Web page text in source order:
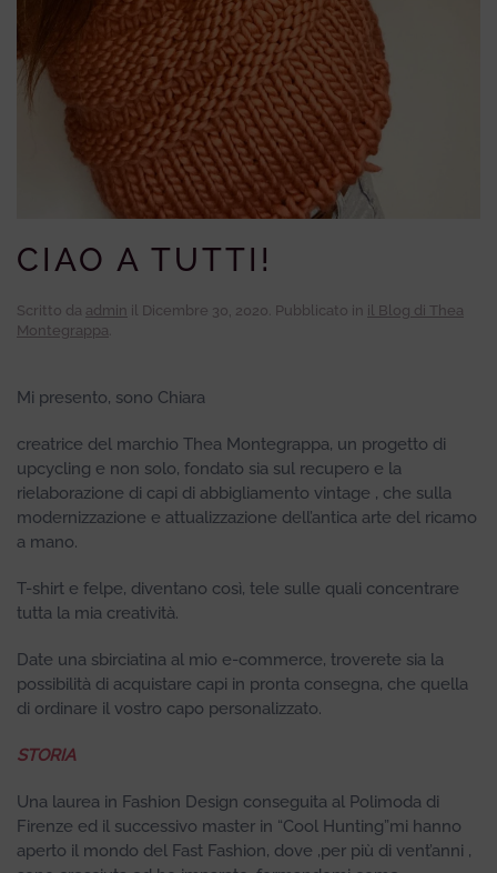
CIAO A TUTTI!
Scritto da admin il Dicembre 30, 2020. Pubblicato in il Blog di Thea
Montegrappa.
Mi presento, sono Chiara
creatrice del marchio Thea Montegrappa, un progetto di
upcycling e non solo, fondato sia sul recupero e la
rielaborazione di capi di abbigliamento vintage , che sulla
modernizzazione e attualizzazione dell’antica arte del ricamo
a mano.
T-shirt e felpe, diventano così, tele sulle quali concentrare
tutta la mia creatività.
Date una sbirciatina al mio e-commerce, troverete sia la
possibilità di acquistare capi in pronta consegna, che quella
di ordinare il vostro capo personalizzato.
STORIA
Una laurea in Fashion Design conseguita al Polimoda di
Firenze ed il successivo master in “Cool Hunting”mi hanno
aperto il mondo del Fast Fashion, dove ,per più di vent’anni ,